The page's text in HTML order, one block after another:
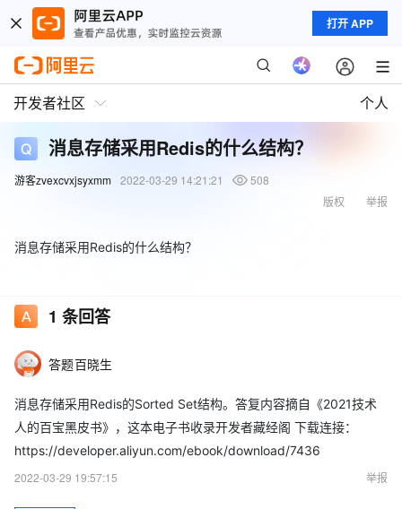
打开 APP
开发者社区 个人
消息存储采用Redis的什么结构？
游客zvexcvxjsyxmm 2022-03-29 14:21:21
508
举报
版权
消息存储采用Redis的什么结构？
1 条回答
答题百晓生
消息存储采用Redis的Sorted Set结构。答复内容摘自《2021技术
人的百宝黑皮书》，这本电子书收录开发者藏经阁 下载连接：
https://developer.aliyun.com/ebook/download/7436
2022-03-29 19:57:15
举报